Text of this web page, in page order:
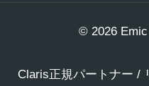
© 2026
Claris正規パートナー /